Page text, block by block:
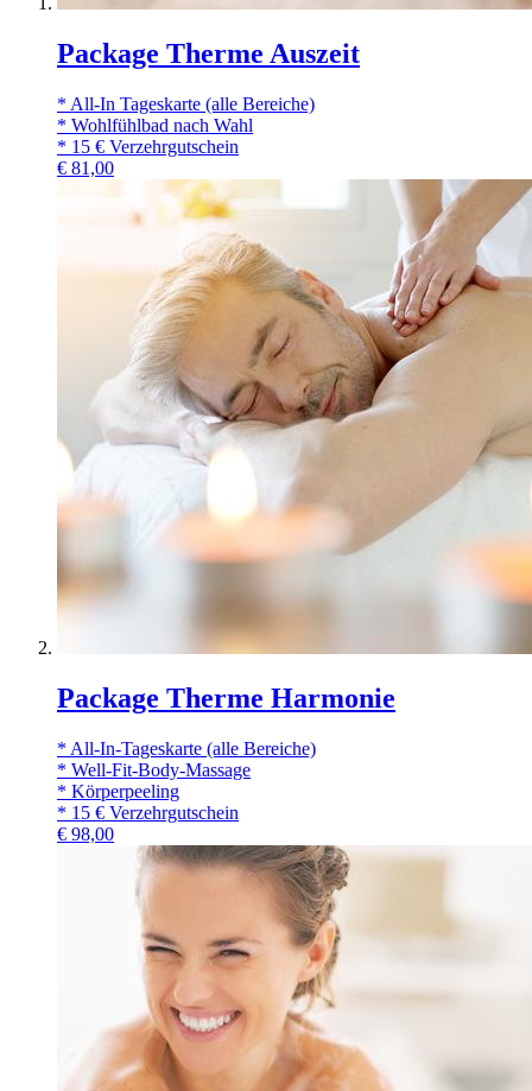
Package Therme Auszeit
* All-In Tageskarte (alle Bereiche)
* Wohlfühlbad nach Wahl
* 15 € Verzehrgutschein
€ 81,00
Package Therme Harmonie
* All-In-Tageskarte (alle Bereiche)
* Well-Fit-Body-Massage
* Körperpeeling
* 15 € Verzehrgutschein
€ 98,00